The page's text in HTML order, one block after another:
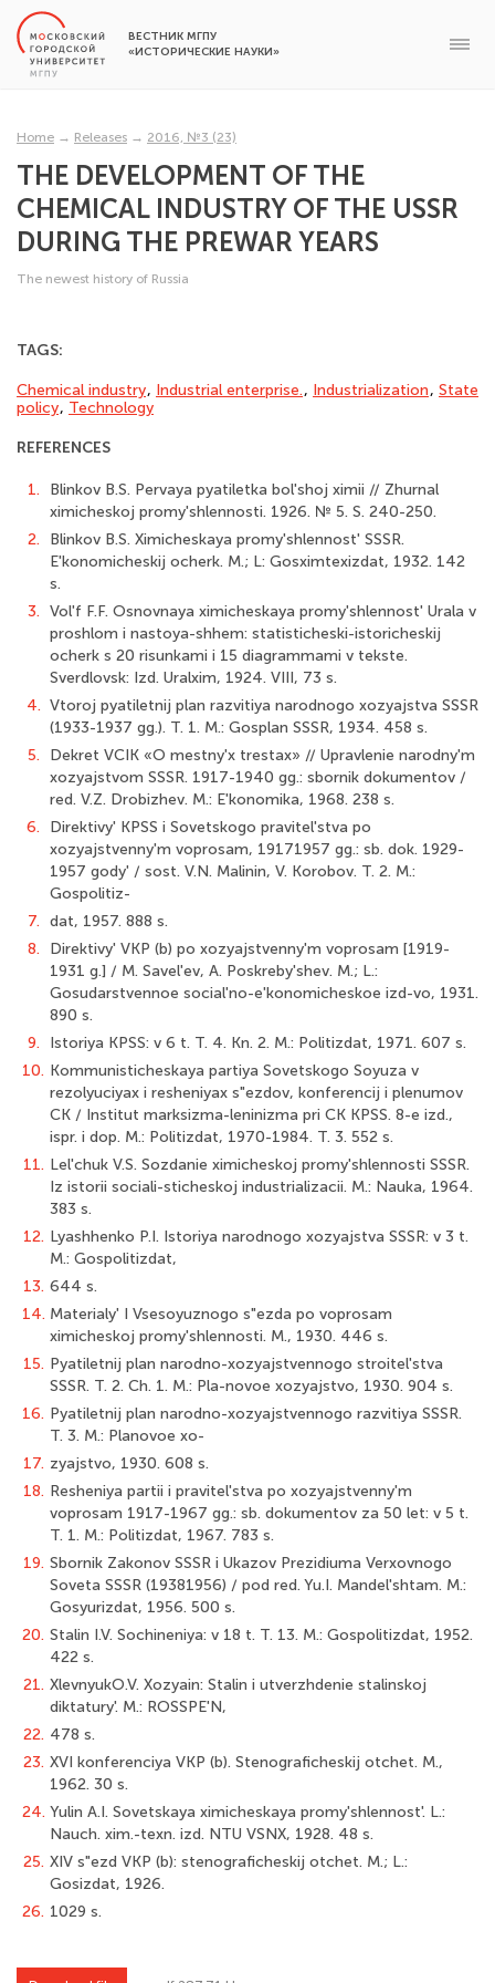
ВЕСТНИК МГПУ
«ИСТОРИЧЕСКИЕ НАУКИ»
Home → Releases → 2016, №3 (23)
THE DEVELOPMENT OF THE
CHEMICAL INDUSTRY OF THE USSR
DURING THE PREWAR YEARS
The newest history of Russia
TAGS:
Chemical industry, Industrial enterprise., Industrialization, State
policy, Technology
REFERENCES
1.
Blinkov B.S. Pervaya pyatiletka bol'shoj ximii // Zhurnal
ximicheskoj promy'sh­lennosti. 1926. № 5. S. 240-250.
2.
Blinkov B.S. Ximicheskaya promy'shlennost' SSSR.
E'konomicheskij ocherk. M.; L: Gosximtexizdat, 1932. 142
s.
3. Vol'f F.F. Osnovnaya ximicheskaya promy'shlennost' Urala v
proshlom i nastoya-shhem: statisticheski-istoricheskij
ocherk s 20 risunkami i 15 diagrammami v tekste.
Sverdlovsk: Izd. Uralxim, 1924. VIII, 73 s.
4. Vtoroj pyatiletnij plan razvitiya narodnogo xozyajstva SSSR
(1933-1937 gg.). T. 1. M.: Gosplan SSSR, 1934. 458 s.
5.
Dekret VCIK «O mestny'x trestax» // Upravlenie narodny'm
xozyajstvom SSSR. 1917-1940 gg.: sbornik dokumentov /
red. V.Z. Drobizhev. M.: E'konomika, 1968. 238 s.
6.
Direktivy' KPSS i Sovetskogo pravitel'stva po
xozyajstvenny'm voprosam, 1917­1957 gg.: sb. dok. 1929-
1957 gody' / sost. V.N. Malinin, V. Korobov. T. 2. M.:
Gospolitiz-
7. dat, 1957. 888 s.
8.
Direktivy' VKP (b) po xozyajstvenny'm voprosam [1919-
1931 g.] / M. Savel'ev, A. Poskreby'shev. M.; L.:
Gosudarstvennoe social'no-e'konomicheskoe izd-vo, 1931.
890 s.
9.
Istoriya KPSS: v 6 t. T. 4. Kn. 2. M.: Politizdat, 1971. 607 s.
10. Kommunisticheskaya partiya Sovetskogo Soyuza v
rezolyuciyax i resheniyax s"ezdov, konferencij i plenumov
CK / Institut marksizma-leninizma pri CK KPSS. 8-е izd.,
ispr. i dop. M.: Politizdat, 1970-1984. T. 3. 552 s.
11. Lel'chuk V.S. Sozdanie ximicheskoj promy'shlennosti SSSR.
Iz istorii sociali-sticheskoj industrializacii. M.: Nauka, 1964.
383 s.
12. Lyashhenko P.I. Istoriya narodnogo xozyajstva SSSR: v 3 t.
M.: Gospolitizdat,
13. 644 s.
14. Materialy' I Vsesoyuznogo s"ezda po voprosam
ximicheskoj promy'shlennosti. M., 1930. 446 s.
15. Pyatiletnij plan narodno-xozyajstvennogo stroitel'stva
SSSR. T. 2. Ch. 1. M.: Pla-novoe xozyajstvo, 1930. 904 s.
16. Pyatiletnij plan narodno-xozyajstvennogo razvitiya SSSR.
T. 3. M.: Planovoe xo-
17. zyajstvo, 1930. 608 s.
18. Resheniya partii i pravitel'stva po xozyajstvenny'm
voprosam 1917-1967 gg.: sb. dokumentov za 50 let: v 5 t.
T. 1. M.: Politizdat, 1967. 783 s.
19. Sbornik Zakonov SSSR i Ukazov Prezidiuma Verxovnogo
Soveta SSSR (1938­1956) / pod red. Yu.I. Mandel'shtam. M.:
Gosyurizdat, 1956. 500 s.
20. Stalin I.V. Sochineniya: v 18 t. T. 13. M.: Gospolitizdat, 1952.
422 s.
21. XlevnyukO.V. Xozyain: Stalin i utverzhdenie stalinskoj
diktatury'. M.: ROSSPE'N,
22. 478 s.
23. XVI konferenciya VKP (b). Stenograficheskij otchet. M.,
1962. 30 s.
24. Yulin A.I. Sovetskaya ximicheskaya promy'shlennost'. L.:
Nauch. xim.-texn. izd. NTU VSNX, 1928. 48 s.
25. XIV s"ezd VKP (b): stenograficheskij otchet. M.; L.:
Gosizdat, 1926.
26. 1029 s.